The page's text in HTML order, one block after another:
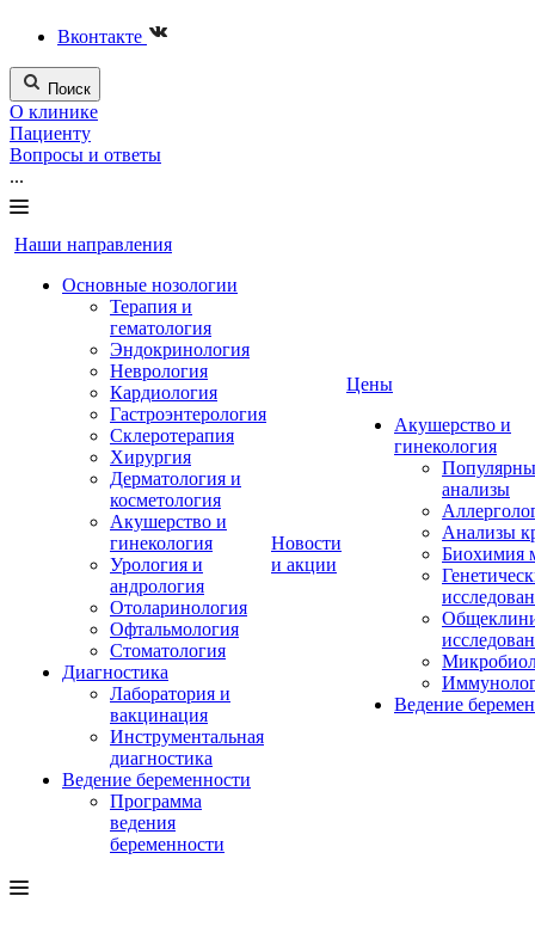
Вконтакте
Поиск
О клинике
Пациенту
Вопросы и ответы
...
Наши направления
Основные нозологии
Терапия и
гематология
Эндокринология
Неврология
Кардиология
Гастроэнтерология
Склеротерапия
Хирургия
Дерматология и
косметология
Акушерство и
гинекология
Урология и
андрология
Отоларинология
Офтальмология
Стоматология
Диагностика
Лаборатория и
вакцинация
Инструментальная
диагностика
Ведение беременности
Программа
ведения
беременности
Новости
и акции
Цены
Акушерство и
гинекология
анализы
Анализы
Биохимия
Ведение